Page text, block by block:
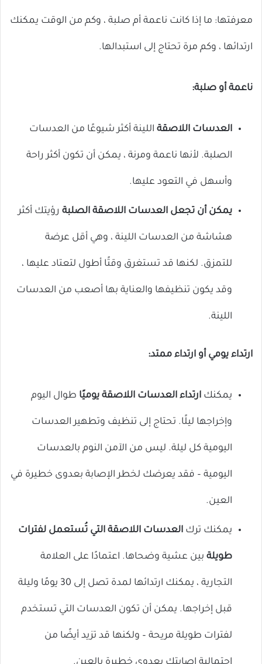
معرفتها: ما إذا كانت ناعمة أم صلبة ، وكم من الوقت يمكنك
ارتدائها ، وكم مرة تحتاج إلى استبدالها.
ناعمة أو صلبة:
العدسات اللاصقة اللينة أكثر شيوعًا من العدسات
الصلبة. لأنها ناعمة ومرنة ، يمكن أن تكون أكثر راحة
وأسهل في التعود عليها.
يمكن أن تجعل العدسات اللاصقة الصلبة رؤيتك أكثر
هشاشة من العدسات اللينة ، وهي أقل عرضة
للتمزق. لكنها قد تستغرق وقتًا أطول لتعتاد عليها ،
وقد يكون تنظيفها والعناية بها أصعب من العدسات
اللينة.
ارتداء يومي أو ارتداء ممتد:
يمكنك ارتداء العدسات اللاصقة يوميًا طوال اليوم
وإخراجها ليلًا. تحتاج إلى تنظيف وتطهير العدسات
اليومية كل ليلة. ليس من الآمن النوم بالعدسات
اليومية – فقد يعرضك لخطر الإصابة بعدوى خطيرة في
العين.
يمكنك ترك العدسات اللاصقة التي تُستعمل لفترات
طويلة بين عشية وضحاها. اعتمادًا على العلامة
التجارية ، يمكنك ارتدائها لمدة تصل إلى 30 يومًا وليلة
قبل إخراجها. يمكن أن تكون العدسات التي تستخدم
لفترات طويلة مريحة – ولكنها قد تزيد أيضًا من